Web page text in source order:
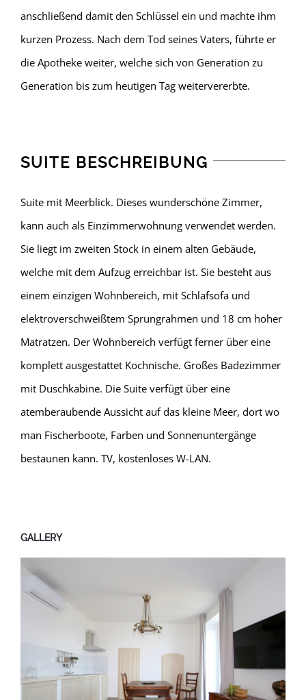
anschließend damit den Schlüssel ein und machte ihm
kurzen Prozess. Nach dem Tod seines Vaters, führte er
die Apotheke weiter, welche sich von Generation zu
Generation bis zum heutigen Tag weitervererbte.
SUITE BESCHREIBUNG
Suite mit Meerblick. Dieses wunderschöne Zimmer,
kann auch als Einzimmerwohnung verwendet werden.
Sie liegt im zweiten Stock in einem alten Gebäude,
welche mit dem Aufzug erreichbar ist. Sie besteht aus
einem einzigen Wohnbereich, mit Schlafsofa und
elektroverschweißtem Sprungrahmen und 18 cm hoher
Matratzen. Der Wohnbereich verfügt ferner über eine
komplett ausgestattet Kochnische. Großes Badezimmer
mit Duschkabine. Die Suite verfügt über eine
atemberaubende Aussicht auf das kleine Meer, dort wo
man Fischerboote, Farben und Sonnenuntergänge
bestaunen kann. TV, kostenloses W-LAN.
GALLERY